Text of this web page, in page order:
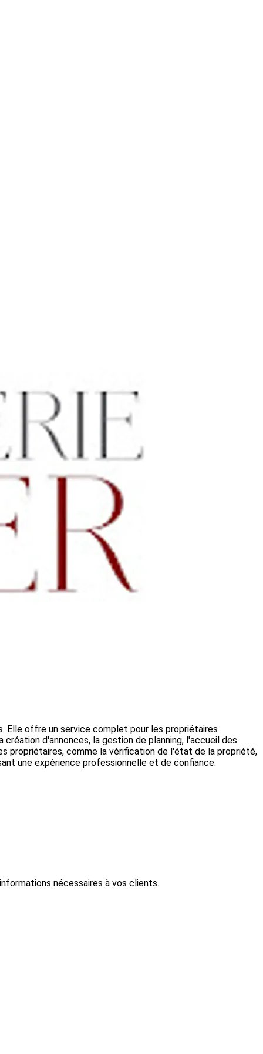
Elle offre un service complet pour les propriétaires
d'annonces, la gestion de planning, l'accueil des
propriétaires, comme la vérification de l'état de la propriété,
une expérience professionnelle et de confiance.
nécessaires à vos clients.